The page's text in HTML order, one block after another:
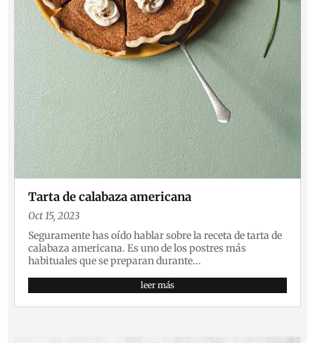
Tarta de calabaza americana
Oct 15, 2023
Seguramente has oído hablar sobre la receta de tarta de
calabaza americana. Es uno de los postres más
habituales que se preparan durante...
leer más